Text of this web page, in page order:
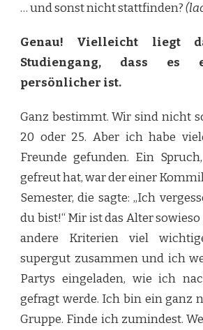
… und sonst nicht stattfinden?
Genau! Vielleicht liegt
Studiengang, dass es
persönlicher ist.
Ganz bestimmt. Wir sind nicht
20 oder 25. Aber ich habe
Freunde gefunden. Ein
gefreut hat, war der einer
Semester, die sagte: „Ich
du bist!“ Mir ist das Alter
andere Kriterien viel
supergut zusammen und ich
Partys eingeladen, wie ich
gefragt werde. Ich bin ein ganz
Gruppe. Finde ich zumindest.